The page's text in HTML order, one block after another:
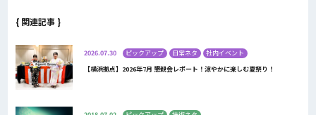
{ 関連記事 }
2026.07.30 ピックアップ 日常ネタ
社内イベント
【横浜拠点】2026年7月 懇親会レポート！涼やかに楽しむ夏祭り！